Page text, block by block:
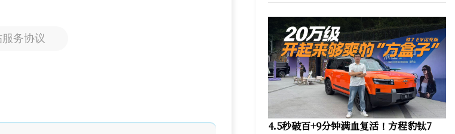
务协议
4.5秒破百+9分钟满血复活！方程豹钛7